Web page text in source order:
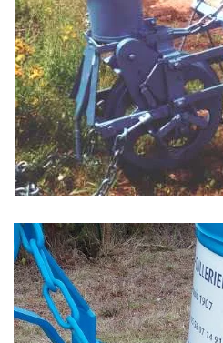
Zoom